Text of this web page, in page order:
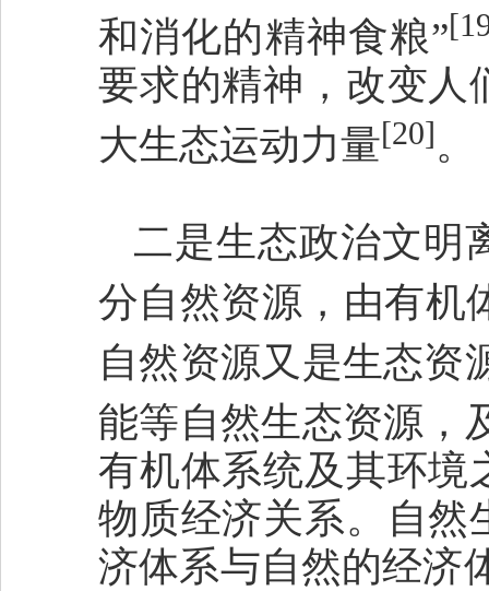
和消化的精神食粮”
要求的精神，改变人
大生态运动力量[20]。
二是生态政治文明
分自然资源，由有机
自然资源又是生态资
能等自然生态资源，
有机体系统及其环境
物质经济关系。自然
济体系与自然的经济